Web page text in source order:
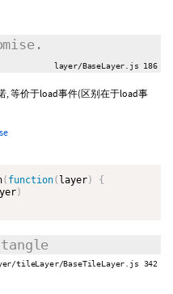
layer/BaseLayer.js 186
, 等价于load事件(区别在于load事
( function( layer)
{
)
tileLayer/BaseTileLayer.js 342